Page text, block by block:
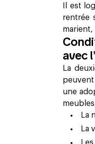
Il est
rentrée
marient,
avec
La
peuvent
une
La
La